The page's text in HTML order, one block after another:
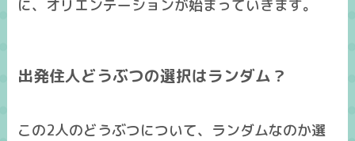
に、オリエンテーションが始まっていきます。
出発住人どうぶつの選択はランダム？
この2人のどうぶつについて、ランダムなのか選